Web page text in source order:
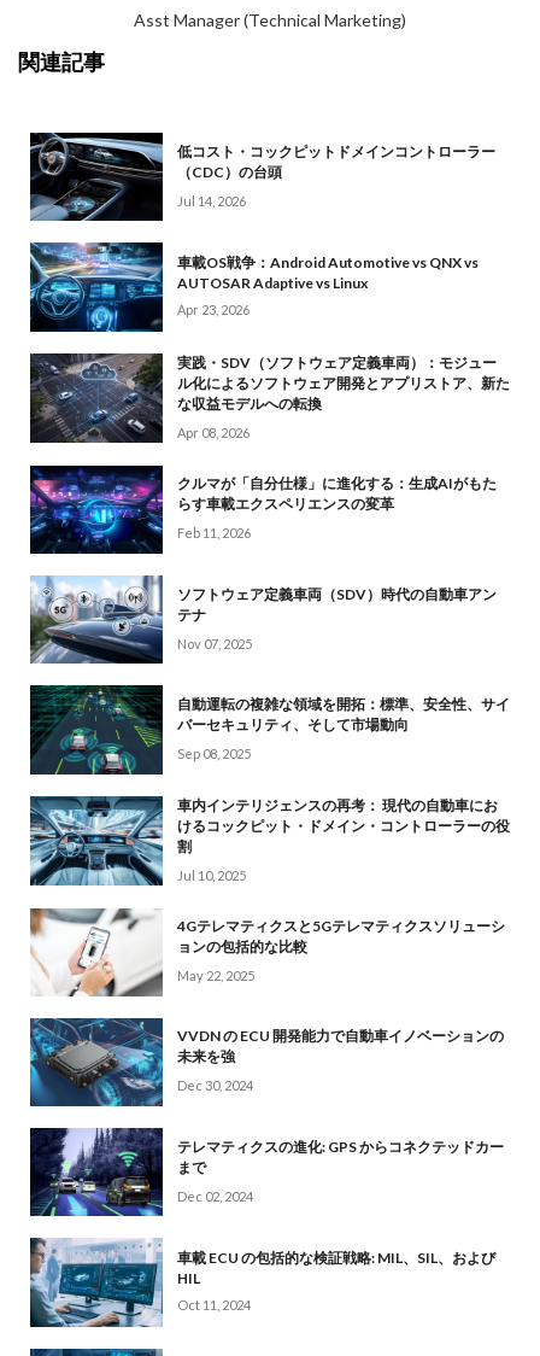
Asst Manager (Technical Marketing)
関連記事
低コスト・コックピットドメインコントローラー
（CDC）の台頭
Jul 14, 2026
車載OS戦争：Android Automotive vs QNX vs
AUTOSAR Adaptive vs Linux
Apr 23, 2026
実践・SDV（ソフトウェア定義車両）：モジュー
ル化によるソフトウェア開発とアプリストア、新た
な収益モデルへの転換
Apr 08, 2026
クルマが「自分仕様」に進化する：生成AIがもた
らす車載エクスペリエンスの変革
Feb 11, 2026
ソフトウェア定義車両（SDV）時代の自動車アン
テナ
Nov 07, 2025
自動運転の複雑な領域を開拓：標準、安全性、サイ
バーセキュリティ、そして市場動向
Sep 08, 2025
車内インテリジェンスの再考： 現代の自動車にお
けるコックピット・ドメイン・コントローラーの役
割
Jul 10, 2025
4Gテレマティクスと5Gテレマティクスソリューシ
ョンの包括的な比較
May 22, 2025
VVDN の ECU 開発能力で自動車イノベーションの
未来を強
Dec 30, 2024
テレマティクスの進化: GPS からコネクテッドカー
まで
Dec 02, 2024
車載 ECU の包括的な検証戦略: MIL、SIL、および
HIL
Oct 11, 2024